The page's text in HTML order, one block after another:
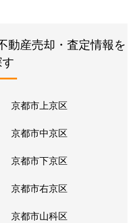
動産売却・査定情報を
京都市上京区
京都市中京区
京都市下京区
京都市右京区
京都市山科区